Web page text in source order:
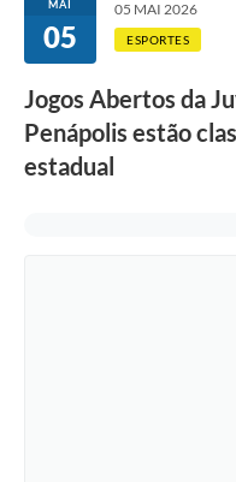
MAI
05
05 MAI 2026
ESPORTES
Jogos Abertos da
Penápolis estão
estadual